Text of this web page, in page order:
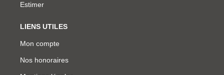
Estimer
LIENS UTILES
Mon compte
Nos honoraires